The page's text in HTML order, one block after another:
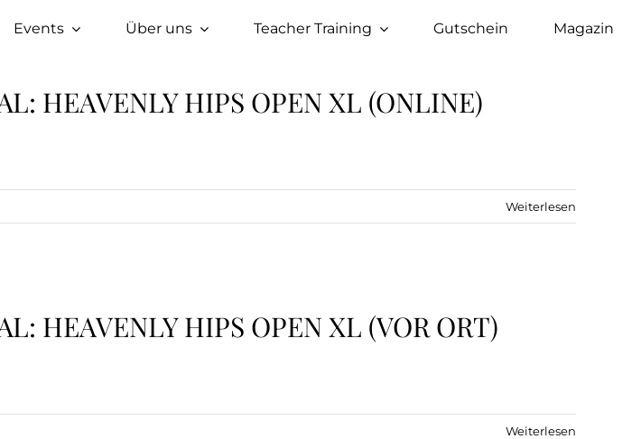
Events Über uns Teacher Training Gutschein Magazin
HEAVENLY HIPS OPEN XL (ONLINE)
Weiterlesen
HEAVENLY HIPS OPEN XL (VOR ORT)
Weiterlesen